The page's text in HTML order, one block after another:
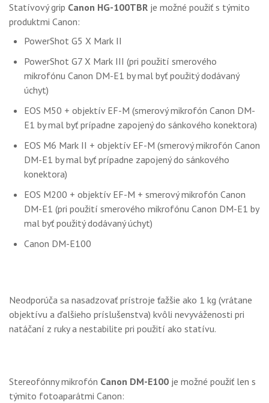
Statívový grip Canon HG-100TBR je možné použiť s týmito
produktmi Canon:
PowerShot G5 X Mark II
PowerShot G7 X Mark III (pri použití smerového
mikrofónu Canon DM-E1 by mal byť použitý dodávaný
úchyt)
EOS M50 + objektív EF-M (smerový mikrofón Canon DM-
E1 by mal byť prípadne zapojený do sánkového konektora)
EOS M6 Mark II + objektív EF-M (smerový mikrofón Canon
DM-E1 by mal byť prípadne zapojený do sánkového
konektora)
EOS M200 + objektív EF-M + smerový mikrofón Canon
DM-E1 (pri použití smerového mikrofónu Canon DM-E1 by
mal byť použitý dodávaný úchyt)
Canon DM-E100
Neodporúča sa nasadzovať prístroje ťažšie ako 1 kg (vrátane
objektívu a ďalšieho príslušenstva) kvôli nevyváženosti pri
natáčaní z ruky a nestabilite pri použití ako statívu.
Stereofónny mikrofón Canon DM-E100 je možné použiť len s
týmito fotoaparátmi Canon: